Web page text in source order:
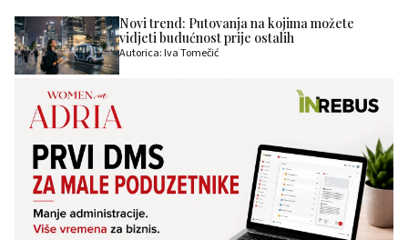
Novi trend: Putovanja na kojima možete
vidjeti budućnost prije ostalih
Autorica: Iva Tomečić